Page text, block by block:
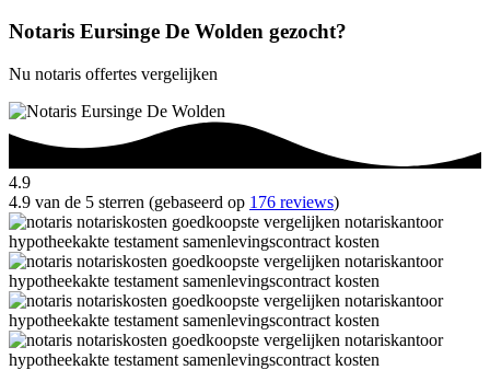
Notaris Eursinge De Wolden gezocht?
Nu notaris offertes vergelijken
4.9
4.9 van de 5 sterren (gebaseerd op 176 reviews)